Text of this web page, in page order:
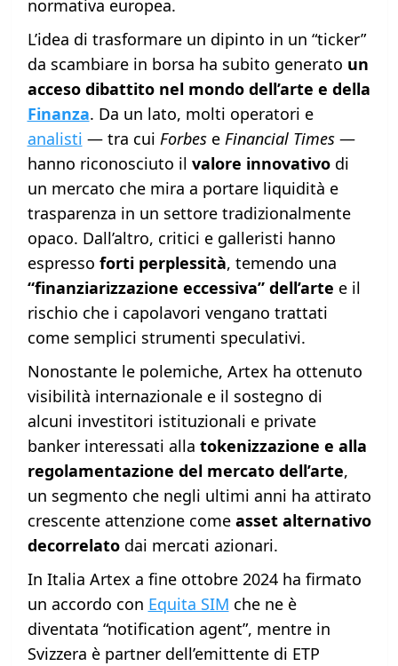
normativa europea.
L’idea di trasformare un dipinto in un “ticker”
da scambiare in borsa ha subito generato un
acceso dibattito nel mondo dell’arte e della
Finanza. Da un lato, molti operatori e
analisti — tra cui Forbese Financial Times—
hanno riconosciuto il valore innovativodi
un mercato che mira a portare liquidità e
trasparenza in un settore tradizionalmente
opaco. Dall’altro, critici e galleristi hanno
espresso forti perplessità, temendo una
“finanziarizzazione eccessiva” dell’arte e il
rischio che i capolavori vengano trattati
come semplici strumenti speculativi.
Nonostante le polemiche, Artex ha ottenuto
visibilità internazionale e il sostegno di
alcuni investitori istituzionali e private
banker interessati alla tokenizzazione e alla
regolamentazione del mercato dell’arte,
un segmento che negli ultimi anni ha attirato
crescente attenzione come asset alternativo
decorrelatodai mercati azionari.
In Italia Artex a fine ottobre 2024 ha firmato
un accordo con Equita SIM che ne è
diventata “notification agent”, mentre in
Svizzera è partner dell’emittente di ETP